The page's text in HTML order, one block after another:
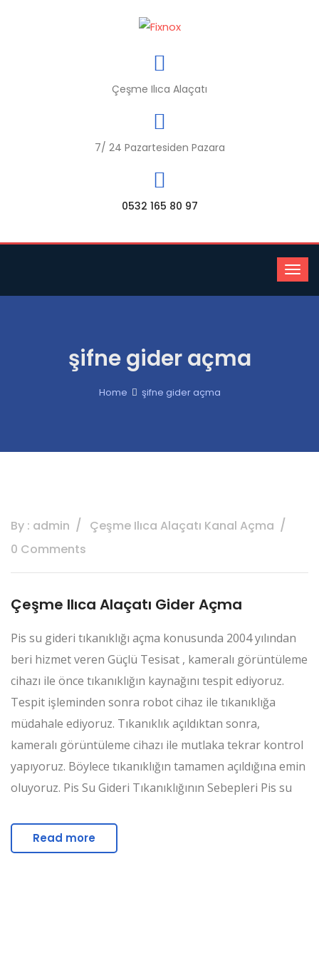
Çeşme Ilıca Alaçatı
7/ 24 Pazartesiden Pazara
0532 165 80 97
şifne gider açma
Home şifne gider açma
By : admin
Çeşme Ilıca Alaçatı Kanal Açma
0 Comments
Çeşme Ilıca Alaçatı Gider Açma
Pis su gideri tıkanıklığı açma konusunda 2004 yılından
beri hizmet veren Güçlü Tesisat , kameralı görüntüleme
cihazı ile önce tıkanıklığın kaynağını tespit ediyoruz.
Tespit işleminden sonra robot cihaz ile tıkanıklığa
müdahale ediyoruz. Tıkanıklık açıldıktan sonra,
kameralı görüntüleme cihazı ile mutlaka tekrar kontrol
yapıyoruz. Böylece tıkanıklığın tamamen açıldığına emin
oluyoruz. Pis Su Gideri Tıkanıklığının Sebepleri Pis su
Read more